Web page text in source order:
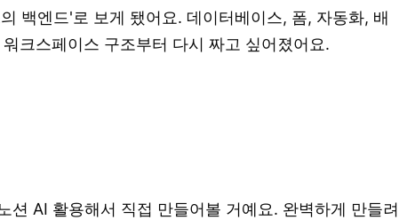
백엔드'로 보게 됐어요. 데이터베이스, 폼, 자동화, 배
크스페이스 구조부터 다시 짜고 싶어졌어요.
AI 활용해서 직접 만들어볼 거예요. 완벽하게 만들려